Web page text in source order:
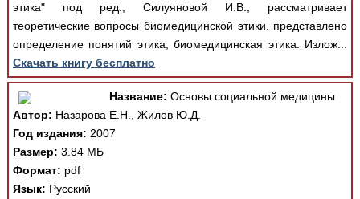
этика" под ред., Силуяновой И.В., рассматривает
теоретические вопросы биомедицинской этики. представлено
определение понятий этика, биомедицинская этика. Излож...
Скачать книгу бесплатно
Название: Основы социальной медицины
Автор: Назарова Е.Н., Жилов Ю.Д.
Год издания: 2007
Размер: 3.84 МБ
Формат: pdf
Язык: Русский